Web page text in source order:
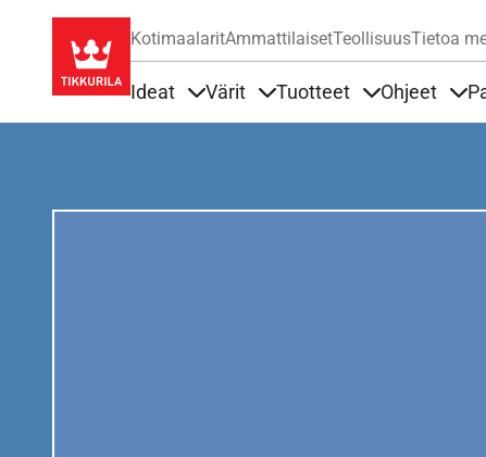
KotimaalaritAmmattilaisetTeollisuusTietoa
Ideat Värit Tuotteet Ohjeet